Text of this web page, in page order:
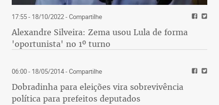
17:55 - 18/10/2022- Compartilhe
Alexandre Silveira: Zema usou Lula de forma
'oportunista' no 1º turno
06:00 - 18/05/2014- Compartilhe
Dobradinha para eleições vira sobrevivência
política para prefeitos deputados